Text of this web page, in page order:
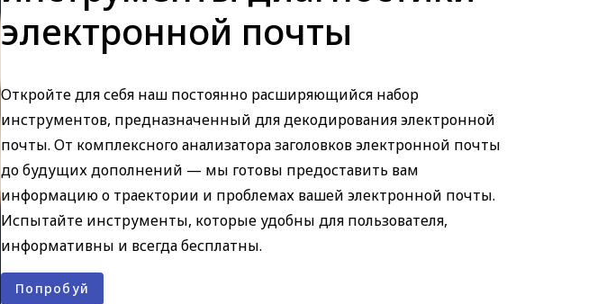
электронной почты
Откройте для себя наш постоянно расширяющийся набор
инструментов, предназначенный для декодирования электронной
почты. От комплексного анализатора заголовков электронной почты
до будущих дополнений — мы готовы предоставить вам
информацию о траектории и проблемах вашей электронной почты.
Испытайте инструменты, которые удобны для пользователя,
информативны и всегда бесплатны.
Попробуй